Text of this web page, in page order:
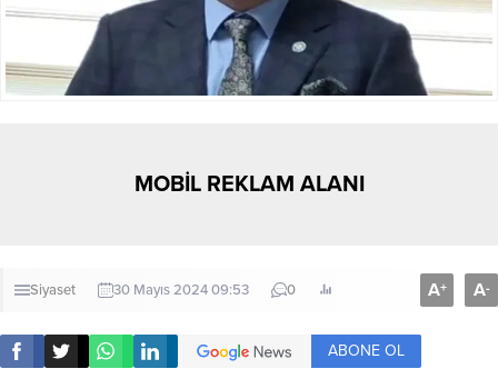
MOBİL REKLAM ALANI
Siyaset 30 Mayıs 2024 09:53 0 A+ A-
ABONE OL